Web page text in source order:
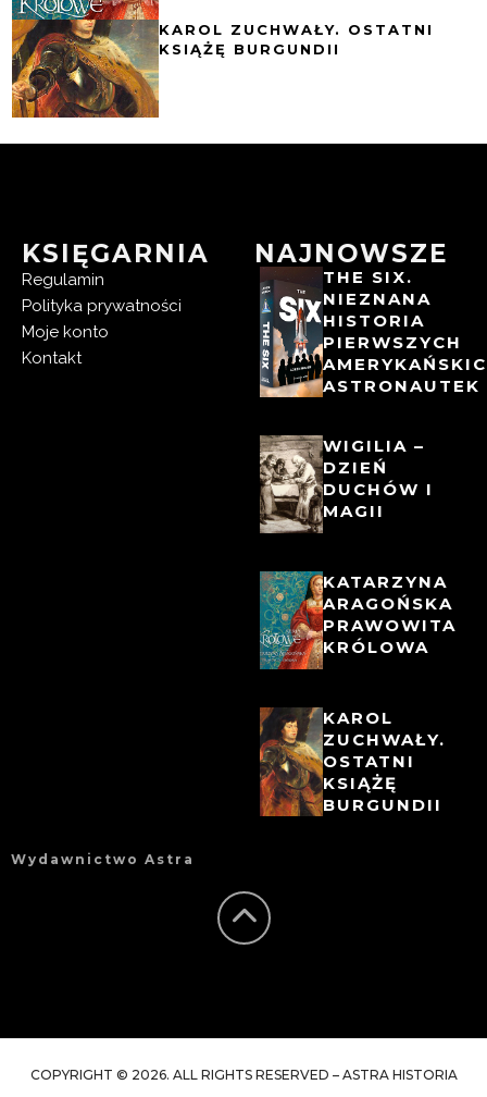
KAROL ZUCHWAŁY. OSTATNI
KSIĄŻĘ BURGUNDII
KSIĘGARNIA
Regulamin
Polityka prywatności
Moje konto
Kontakt
NAJNOWSZE
THE SIX.
NIEZNANA
HISTORIA
PIERWSZYCH
ASTRONAUTEK
WIGILIA –
DZIEŃ
DUCHÓW I
MAGII
KATARZYNA
ARAGOŃSKA
PRAWOWITA
KRÓLOWA
KAROL
ZUCHWAŁY.
OSTATNI
KSIĄŻĘ
BURGUNDII
Wydawnictwo Astra
COPYRIGHT © 2026. ALL RIGHTS RESERVED – ASTRA HISTORIA